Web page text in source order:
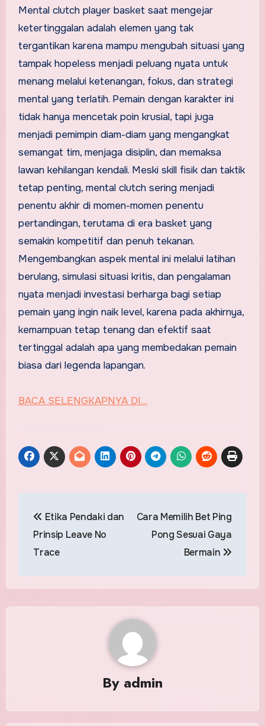
Mental clutch player basket saat mengejar
ketertinggalan adalah elemen yang tak
tergantikan karena mampu mengubah situasi yang
tampak hopeless menjadi peluang nyata untuk
menang melalui ketenangan, fokus, dan strategi
mental yang terlatih. Pemain dengan karakter ini
tidak hanya mencetak poin krusial, tapi juga
menjadi pemimpin diam-diam yang mengangkat
semangat tim, menjaga disiplin, dan memaksa
lawan kehilangan kendali. Meski skill fisik dan taktik
tetap penting, mental clutch sering menjadi
penentu akhir di momen-momen penentu
pertandingan, terutama di era basket yang
semakin kompetitif dan penuh tekanan.
Mengembangkan aspek mental ini melalui latihan
berulang, simulasi situasi kritis, dan pengalaman
nyata menjadi investasi berharga bagi setiap
pemain yang ingin naik level, karena pada akhirnya,
kemampuan tetap tenang dan efektif saat
tertinggal adalah apa yang membedakan pemain
biasa dari legenda lapangan.
BACA SELENGKAPNYA DI…
navigation
Etika Pendaki dan
Prinsip Leave No
Trace
Cara Memilih Bet Ping
Pong Sesuai Gaya
Bermain
By admin